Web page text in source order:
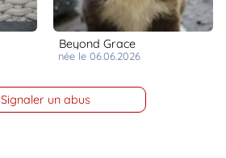
Beyond Grace
née le 06.06.2026
Signaler un abus